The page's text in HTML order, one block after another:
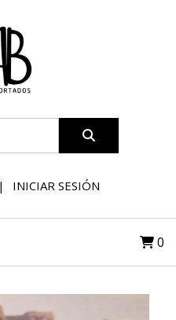
INICIAR SESIÓN
0